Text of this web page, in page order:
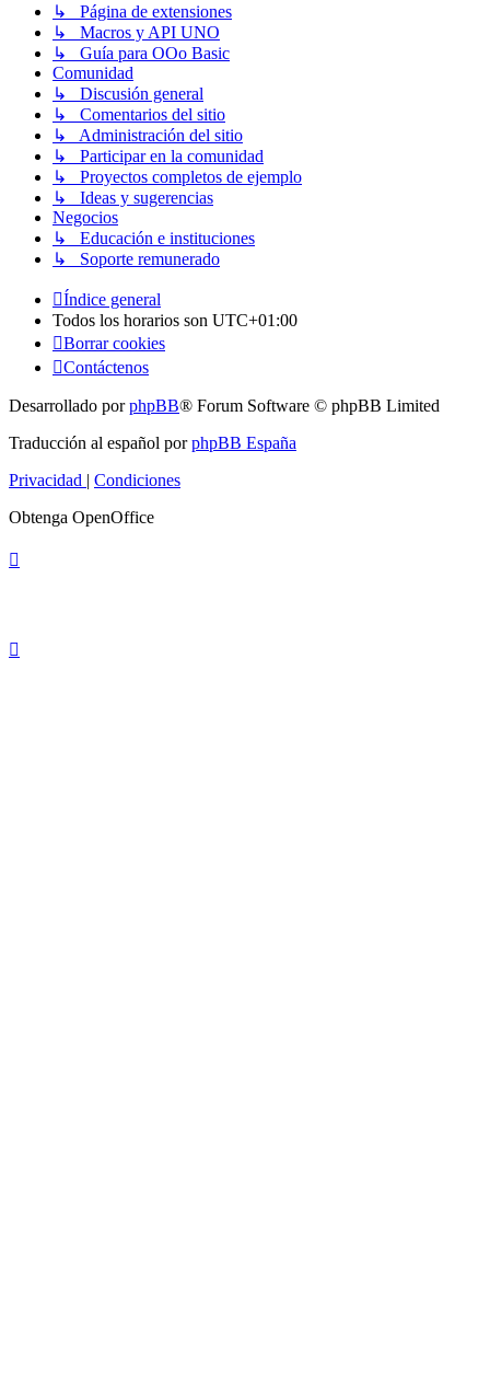
↳ Página de extensiones
↳ Macros y API UNO
↳ Guía para OOo Basic
Comunidad
↳ Discusión general
↳ Comentarios del sitio
↳ Administración del sitio
↳ Participar en la comunidad
↳ Proyectos completos de ejemplo
↳ Ideas y sugerencias
Negocios
↳ Educación e instituciones
↳ Soporte remunerado
Índice general
Todos los horarios son UTC+01:00
Borrar cookies
Contáctenos
Desarrollado porphpBB® Forum Software © phpBB Limited
Traducción al español porphpBB España
Privacidad | Condiciones
Obtenga OpenOffice